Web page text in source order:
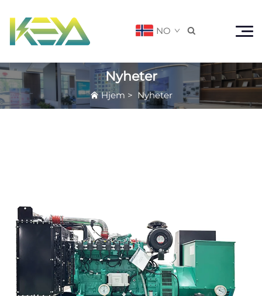
NO 
Nyheter
Hjem > Nyheter